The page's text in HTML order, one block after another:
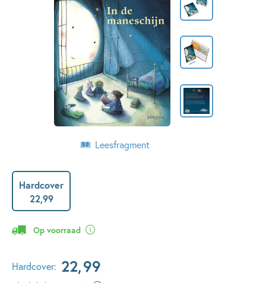
Leesfragment
Hardcover
22,99
Op voorraad
Hardcover: 22,99